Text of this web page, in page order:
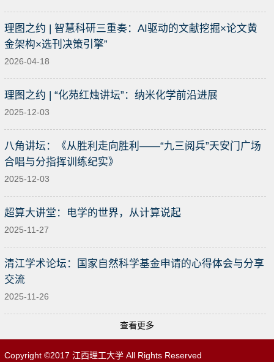
理图之约 | 智慧科研三重奏：AI驱动的文献挖掘×论文黄
金架构×选刊决策引擎”
2026-04-18
理图之约 | “化苑红烛讲坛”：纳米化学前沿进展
2025-12-03
八角讲坛：《从胜利走向胜利——“九三阅兵”天安门广场
合唱与分指挥训练纪实》
2025-12-03
超算大讲堂：电学的世界，从计算说起
2025-11-27
清江学术论坛：国家自然科学基金申请的心得体会与分享
交流
2025-11-26
查看更多
Copyright ©2017 江西理工大学 All Rights Reserved